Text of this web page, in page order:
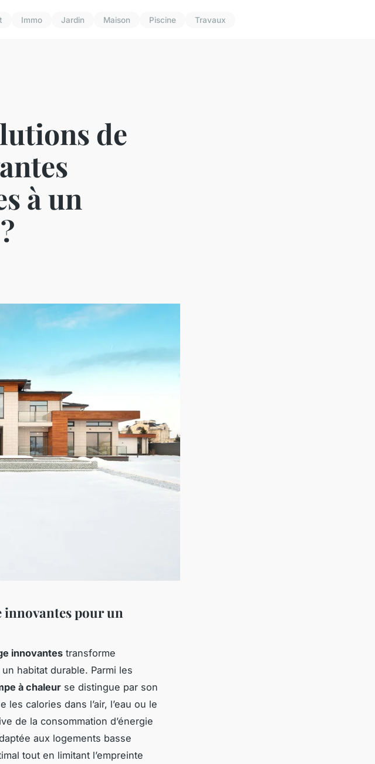
Immo Jardin Maison Piscine Travaux
de
à un
innovantes pour un
innovantes transforme
habitat durable. Parmi les
à chaleur se distingue par son
calories dans l’air, l’eau ou le
de la consommation d’énergie
aux logements basse
tout en limitant l’empreinte